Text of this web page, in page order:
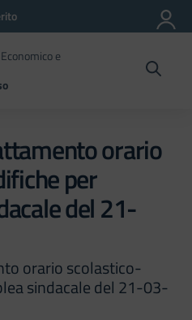
e
orario
per
del 21-
orario scolastico-
sindacale del 21-03-